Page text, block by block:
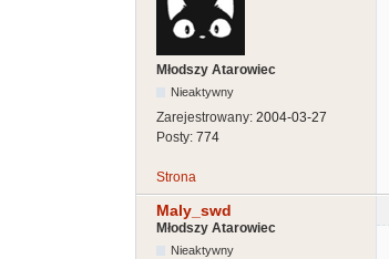
Młodszy Atarowiec
Nieaktywny
Zarejestrowany: 2004-03-27
Posty: 774
Strona
Maly_swd
Młodszy Atarowiec
Nieaktywny